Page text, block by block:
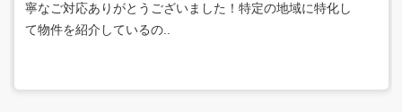
寧なご対応ありがとうございました！特定の地域に特化し
て物件を紹介しているの..